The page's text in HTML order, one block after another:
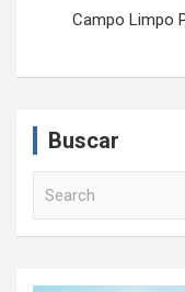
a
d
Campo Limpo
Buscar